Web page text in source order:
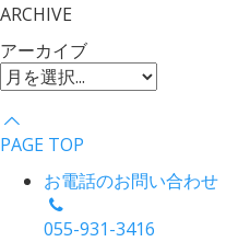
ARCHIVE
アーカイブ
PAGE TOP
お電話のお問い合わせ
055-931-3416